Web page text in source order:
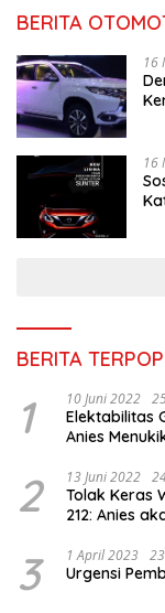
BERITA
16
16
BERITA
1 10 Juni 2022
Elektabilitas
Anies
2 13 Juni 2022
Tolak Keras
212: Anies
3 1 April 2023
Urgensi